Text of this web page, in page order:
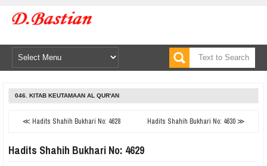
046. KITAB KEUTAMAAN AL QUR'AN
≪ Hadits Shahih Bukhari No: 4628 Hadits Shahih Bukhari No: 4630 ≫
Hadits Shahih Bukhari No: 4629